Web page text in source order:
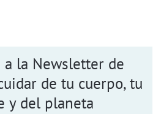
a la Newsletter de
de tu cuerpo, tu
y del planeta